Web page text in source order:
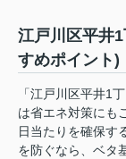
江戸川区平井
すめポイント)
「江戸川区平井1
は省エネ対策にも
日当たりを確保す
を防ぐなら、ベタ